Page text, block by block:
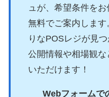
ュが、希望条件を
無料でご案内しま
りなPOSレジが見
公開情報や相場観
いただけます！
Webフォームで